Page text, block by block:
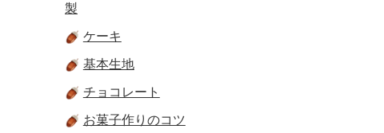
製
ケーキ
基本生地
チョコレート
お菓子作りのコツ